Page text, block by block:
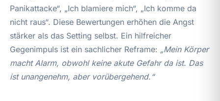
Panikattacke“, „Ich blamiere mich“, „Ich komme da
nicht raus“. Diese Bewertungen erhöhen die Angst
stärker als das Setting selbst. Ein hilfreicher
Gegenimpuls ist ein sachlicher Reframe: „Mein Körper
macht Alarm, obwohl keine akute Gefahr da ist. Das
ist unangenehm, aber vorübergehend.“